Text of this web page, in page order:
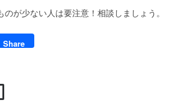
が少ない人は要注意！相談しましょう。
Share